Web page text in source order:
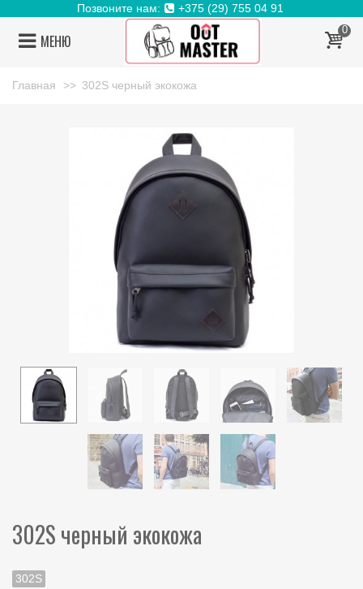
Позвоните нам: +375 (29) 755 04 91
МЕНЮ
0
Главная >> 302S черный экокожа
302S черный экокожа
302S